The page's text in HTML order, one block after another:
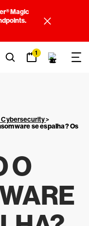
Magic
1
Cybersecurity>
se espalha? Os
O